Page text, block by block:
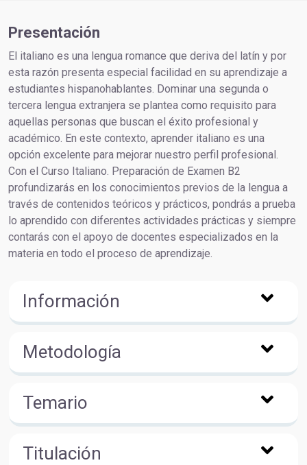
Presentación
El italiano es una lengua romance que deriva del latín y por
esta razón presenta especial facilidad en su aprendizaje a
estudiantes hispanohablantes. Dominar una segunda o
tercera lengua extranjera se plantea como requisito para
aquellas personas que buscan el éxito profesional y
académico. En este contexto, aprender italiano es una
opción excelente para mejorar nuestro perfil profesional.
Con el Curso Italiano. Preparación de Examen B2
profundizarás en los conocimientos previos de la lengua a
través de contenidos teóricos y prácticos, pondrás a prueba
lo aprendido con diferentes actividades prácticas y siempre
contarás con el apoyo de docentes especializados en la
materia en todo el proceso de aprendizaje.
Información
Metodología
Temario
Titulación